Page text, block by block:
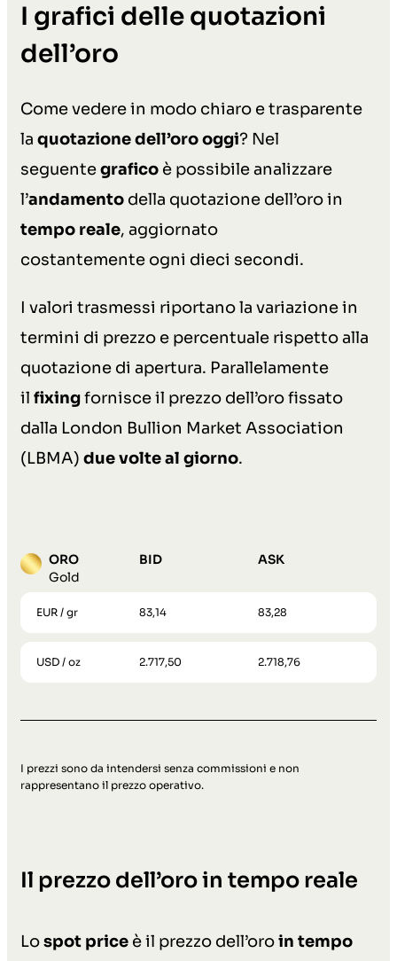
I grafici delle quotazioni
dell’oro
Come vedere in modo chiaro e trasparente
la quotazione dell’oro oggi? Nel
seguentegrafico è possibile analizzare
l’andamento della quotazione dell’oro in
tempo reale, aggiornato
costantemente ogni dieci secondi.
I valori trasmessi riportano la variazione in
termini di prezzo e percentuale rispetto alla
quotazione di apertura. Parallelamente
il fixingfornisce il prezzo dell’oro fissato
dalla London Bullion Market Association
(LBMA) due volte al giorno.
ORO
Gold
BID ASK
EUR / gr 83,14 83,28
USD / oz 2.717,50 2.718,76
I prezzi sono da intendersi senza commissioni e non
rappresentano il prezzo operativo.
Il prezzo dell’oro in tempo reale
Lospot price è il prezzo dell’oroin tempo